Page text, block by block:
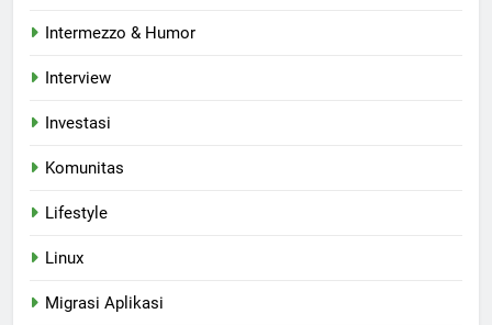
Intermezzo & Humor
Interview
Investasi
Komunitas
Lifestyle
Linux
Migrasi Aplikasi